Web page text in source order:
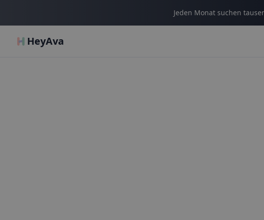
Jeden Monat suchen
HeyAva